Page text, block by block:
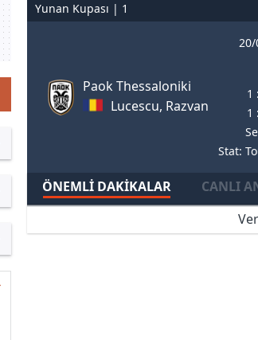
Yunan Kupası | 1
Paok Thessaloniki
Lucescu, Razvan
20/
1
1
Stat:
ÖNEMLI DAKIKALAR CANLI